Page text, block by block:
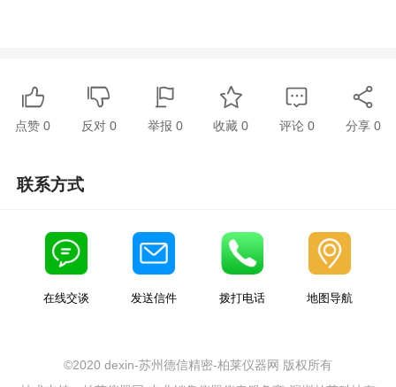
点赞0 反对 0 举报 0 收藏 0 评论 0 分享 0
联系方式
在线交谈 发送信件 拨打电话 地图导航
©2020 dexin-苏州德信精密-柏莱仪器网 版权所有